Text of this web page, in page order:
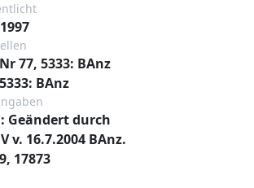
77, 5333: BAnz
BAnz
Geändert durch
v. 16.7.2004 BAnz.
17873